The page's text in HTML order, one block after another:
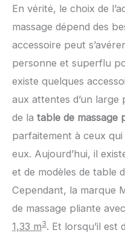
En vérité, le choix de
massage dépend des
accessoire peut
personne et superflu
existe quelques
aux attentes d’un large
de la table de massage
parfaitement à ceux qui
eux. Aujourd’hui, il
et de modèles de table
Cependant, la marque
de massage pliante
1,33 m3. Et lorsqu’il est